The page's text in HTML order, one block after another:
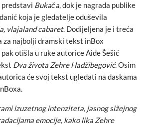
Bukača, dok je nagrada publike
koja je gledatelje oduševila
vlajaland cabaret. Dodijeljena je i treća
za najbolji dramski tekst inBox
otišla u ruke autorice Aide Šešić
Dva života Zehre Hadžibegović. Osim
će svoj tekst ugledati na daskama
izuzetnog intenziteta, jasnog sižejnog
emocije, kako lika Zehre